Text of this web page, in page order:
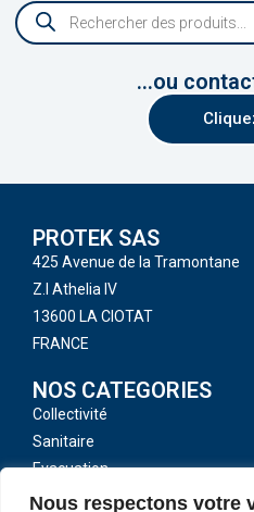
Nous respectons votre
...ou
PROTEK SAS
425 Avenue de la Tramontane
Z.I Athelia IV
13600 LA CIOTAT
FRANCE
NOS CATEGORIES
Collectivité
Sanitaire
Evacuation
Toutes nos catégories